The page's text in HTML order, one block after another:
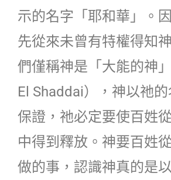
示的名字「耶和華」。
先從來未曾有特權得知
們僅稱神是「大能的神
El Shaddai），神以祂
保證，祂必定要使百姓
中得到釋放。神要百姓
做的事，認識神真的是